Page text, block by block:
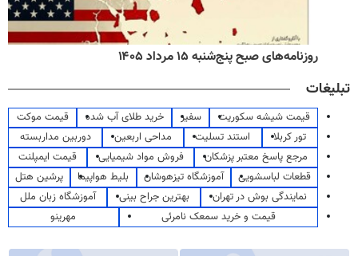
روزنامه‌های صبح پنج‌شنبه ۱۵ مرداد ۱۴۰۵
تبلیغات
قیمت شیشه سکوریت سفیر خرید طلای آب شده
قیمت موکت
تور کربلا
استند تسلیت مداحی اربعین
دوربین مداربسته
مرجع پاسخ معتبر پزشکان
فروش مواد شیمیایی
قیمت ایمپلنت
قطعات لباسشویی
آموزشگاه تیزهوشان بلیط هواپیما
پرشین هتل
نمایندگی بوش در تهران
بهترین جراح بینی
آموزشگاه زبان ملل
قیمت و خرید سمعک نامرئی
مهرینو